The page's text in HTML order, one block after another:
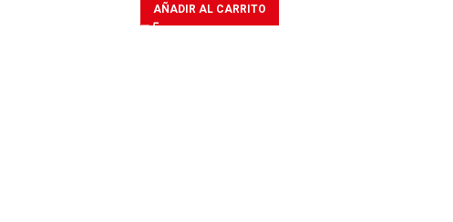
AÑADIR AL CARRITO